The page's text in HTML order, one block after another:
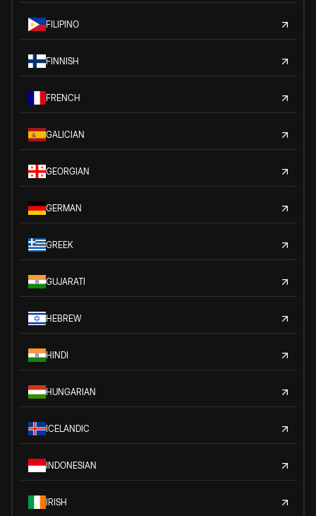
FILIPINO
FINNISH
FRENCH
GALICIAN
GEORGIAN
GERMAN
GREEK
GUJARATI
HEBREW
HINDI
HUNGARIAN
ICELANDIC
INDONESIAN
IRISH